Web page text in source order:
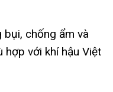
chống ẩm và
hợp với khí hậu Việt